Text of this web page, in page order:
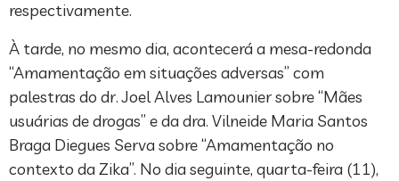
respectivamente.
À tarde, no mesmo dia, acontecerá a mesa-redonda
“Amamentação em situações adversas” com
palestras do dr. Joel Alves Lamounier sobre “Mães
usuárias de drogas” e da dra. Vilneide Maria Santos
Braga Diegues Serva sobre “Amamentação no
contexto da Zika”. No dia seguinte, quarta-feira (11),